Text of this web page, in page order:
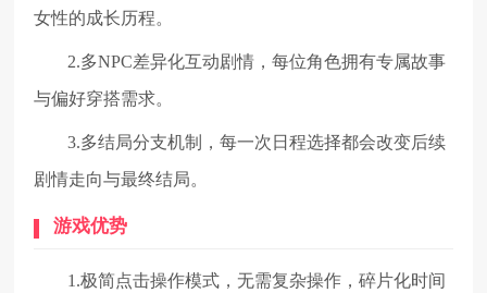
女性的成长历程。
2.多NPC差异化互动剧情，每位角色拥有专属故事
与偏好穿搭需求。
3.多结局分支机制，每一次日程选择都会改变后续
剧情走向与最终结局。
游戏优势
1.极简点击操作模式，无需复杂操作，碎片化时间